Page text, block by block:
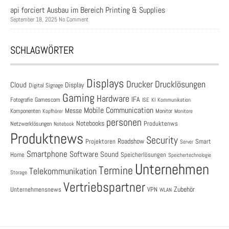
api forciert Ausbau im Bereich Printing & Supplies
September 18, 2025 No Comment
SCHLAGWÖRTER
Cloud Digital Signage Display Displays Drucker Drucklösungen
Fotografie Gamescom Gaming Hardware IFA ISE KI Kommunikation
Komponenten Kopfhörer Messe Mobile Communication Monitor Monitore
Netzwerklösungen Notebook Notebooks personen Produktenws
Produktnews Projektoren Roadshow Security Server Smart
Home Smartphone Software Sound Speicherlösungen Speichertechnologie
Storage Telekommunikation Termine Unternehmen
Unternehmensnews Vertriebspartner VPN WLAN Zubehör